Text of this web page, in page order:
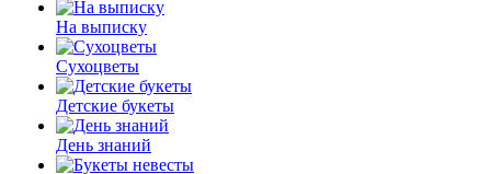
На выписку
Сухоцветы
Детские букеты
День знаний